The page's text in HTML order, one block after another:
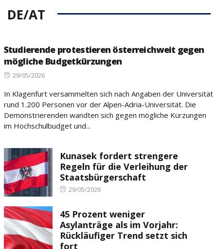
DE/AT
Studierende protestieren österreichweit gegen
mögliche Budgetkürzungen
Posted
29/05/2026
In Klagenfurt versammelten sich nach Angaben der Universität
rund 1.200 Personen vor der Alpen-Adria-Universität. Die
Demonstrierenden wandten sich gegen mögliche Kürzungen
im Hochschulbudget und...
Kunasek fordert strengere
Regeln für die Verleihung der
Staatsbürgerschaft
Posted
29/05/2026
45 Prozent weniger
Asylanträge als im Vorjahr:
Rückläufiger Trend setzt sich
fort